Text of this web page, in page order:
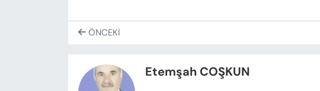
ÖNCEKI
Etemşah COŞKUN